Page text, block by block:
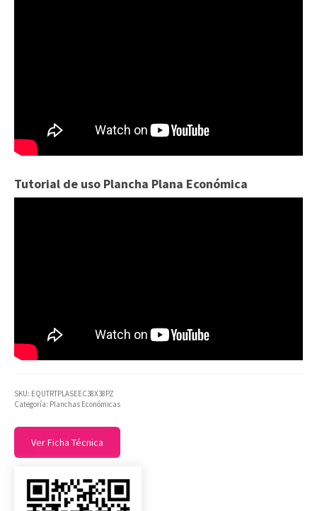
Tutorial de uso Plancha Plana Económica
SKU: EQUTRTPLASEEC38X38PZ
Categoría: Planchas Económicas
Ver Ficha Técnica